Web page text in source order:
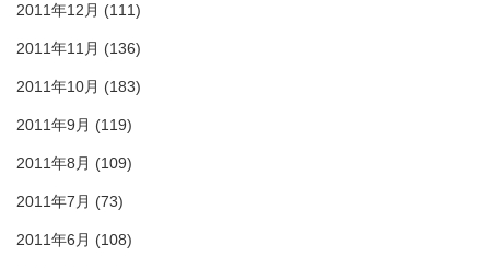
2011年12月 (111)
2011年11月 (136)
2011年10月 (183)
2011年9月 (119)
2011年8月 (109)
2011年7月 (73)
2011年6月 (108)